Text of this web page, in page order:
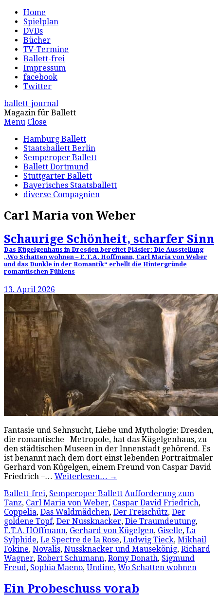
Home
Spielplan
DVDs
Bücher
TV-Termine
Ballett-frei
Impressum
facebook
Twitter
ballett-journal
Magazin für Ballett
Menu Close
Hamburg Ballett
Staatsballett Berlin
Semperoper Ballett
Ballett Dortmund
Stuttgarter Ballett
Bayerisches Staatsballett
diverse Compagnien
Carl Maria von Weber
Schaurige Schönheit, scharfer Sinn
Das Kügelgenhaus in Dresden bereitet Pläsier: Die Ausstellung
„Wo Schatten wohnen – E.T.A. Hoffmann, Carl Maria von Weber
und das Dunkle in der Romantik“ erhellt die Hintergründe
romantischen Fühlens
13. April 2026
Fantasie und Sehnsucht, Liebe und Mythologie: Dresden,
die romantische Metropole, hat das Kügelgenhaus, zu
den städtischen Museen in der Innenstadt gehörend. Es
ist benannt nach dem dort einst lebenden Portraitmaler
Gerhard von Kügelgen, einem Freund von Caspar David
Friedrich –… Weiterlesen… →
Ballett-frei, Semperoper Ballett Aufforderung zum
Tanz, Carl Maria von Weber, Caspar David Friedrich,
Coppelia, Das Waldmädchen, Der Freischütz, Der
goldene Topf, Der Nussknacker, Die Traumdeutung,
E.T.A. HOffmann, Gerhard von Kügelgen, Giselle, La
Sylphide, Le Spectre de la Rose, Ludwig Tieck, Mikhail
Fokine, Novalis, Nussknacker und Mausekönig, Richard
Wagner, Robert Schumann, Romy Donath, Sigmund
Freud, Sophia Maeno, Undine, Wo Schatten wohnen
Ein Probeschuss vorab